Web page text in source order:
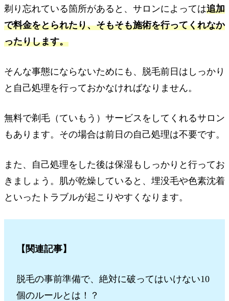
剃り忘れている箇所があると、サロンによっては追加
で料金をとられたり、そもそも施術を行ってくれなか
ったりします。
そんな事態にならないためにも、脱毛前日はしっかり
と自己処理を行っておかなければなりません。
無料で剃毛（ていもう）サービスをしてくれるサロン
もあります。その場合は前日の自己処理は不要です。
また、自己処理をした後は保湿もしっかりと行ってお
きましょう。肌が乾燥していると、埋没毛や色素沈着
といったトラブルが起こりやすくなります。
【関連記事】
脱毛の事前準備で、絶対に破ってはいけない10
個のルールとは！？